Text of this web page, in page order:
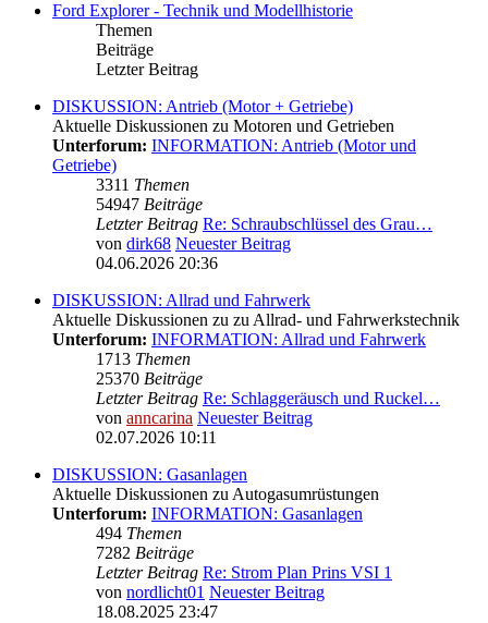
Ford Explorer - Technik und Modellhistorie
Themen
Beiträge
Letzter Beitrag
DISKUSSION: Antrieb (Motor + Getriebe)
Aktuelle Diskussionen zu Motoren und Getrieben
Unterforum: INFORMATION: Antrieb (Motor und
Getriebe)
3311 Themen
54947 Beiträge
Letzter Beitrag Re: Schraubschlüssel des Grau…
von dirk68 Neuester Beitrag
04.06.2026 20:36
DISKUSSION: Allrad und Fahrwerk
Aktuelle Diskussionen zu zu Allrad- und Fahrwerkstechnik
Unterforum: INFORMATION: Allrad und Fahrwerk
1713 Themen
25370 Beiträge
Letzter Beitrag Re: Schlaggeräusch und Ruckel…
von anncarina Neuester Beitrag
02.07.2026 10:11
DISKUSSION: Gasanlagen
Aktuelle Diskussionen zu Autogasumrüstungen
Unterforum: INFORMATION: Gasanlagen
494 Themen
7282 Beiträge
Letzter Beitrag Re: Strom Plan Prins VSI 1
von nordlicht01 Neuester Beitrag
18.08.2025 23:47